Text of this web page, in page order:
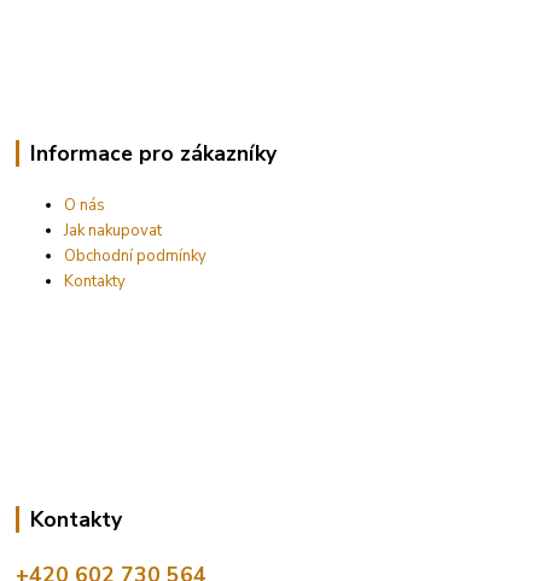
Informace pro zákazníky
O nás
Jak nakupovat
Obchodní podmínky
Kontakty
Kontakty
+420 602 730 564